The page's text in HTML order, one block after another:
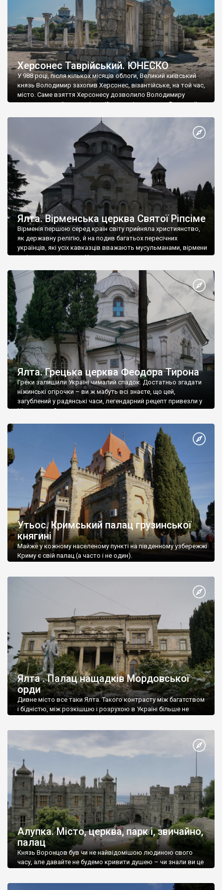
Херсонес Таврійський. ЮНЕСКО
У 988 році, після кількох місяців облоги, Великий київський
князь Володимир захопив Херсонес, візантійське, на той час,
місто. Саме взяття Херсонесу дозволило Володимиру
диктувати свої умови візантійському імператору Василю ІІ, та
Херсонесі Володимир-язичник, став Василем-християнином.
А потім було Хрещення Русі. На честь Херсонесу Таврійського
Ялта. Вірменська церква Святої Ріпсіме
Вірменія першою серед країн світу прийняла християнство,
як державну релігію, й на подив багатьох пересічних
українців, які усіх кавказців вважають мусульманами, вірмени
є відданими вірянами Христа
Ялта. Грецька церква Феодора Тирона
Греки залишили Україні чималий спадок. Достатньо згадати
ніжинські огірочки – ви ж мабуть всі знаєте, що цей,
загублений у радянські часи, легендарний рецепт привезли у
Ніжин греки?
Утьос. Кримський палац грузинської
княгині
Майже у кожному населеному пункті на південному узбережжі
Криму є свій палац (а часто і не один).
Ялта . Палац нащадків Мордовської
орди
Дивне місто все таки Ялта. Такого контрасту між багатством
і бідністю, між розкішшю і розрухою в Україні більше не
Алупка. Місто, церква, парк і, звичайно,
палац
Князь Воронцов був чи не найвідомішою людиною свого
часу, але давайте не будемо кривити душею – чи знали ви це